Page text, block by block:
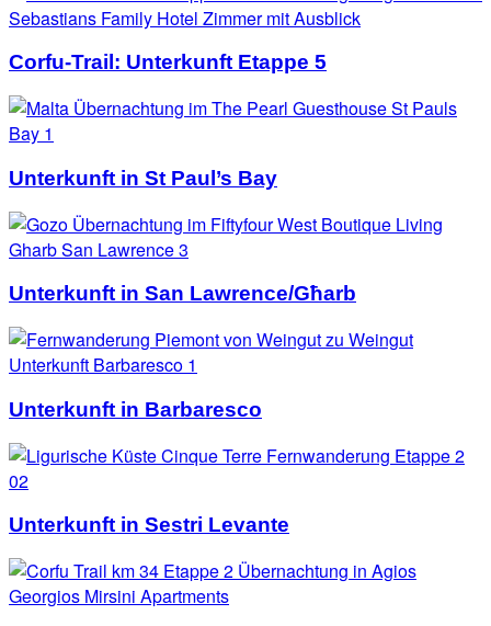
Corfu-Trail: Unterkunft Etappe 5
Unterkunft in St Paul’s Bay
Unterkunft in San Lawrence/Għarb
Unterkunft in Barbaresco
Unterkunft in Sestri Levante